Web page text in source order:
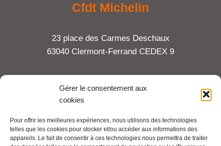
Gérer le consentement aux
cookies
Pour offrir les meilleures expériences, nous utilisons des technologies
telles que les cookies pour stocker et/ou accéder aux informations des
appareils. Le fait de consentir à ces technologies nous permettra de traiter
Cfdt Michelin
23 place des Carmes Deschaux
63040 Clermont-Ferrand CEDEX 9
Tel : 06 65 27 23 81
Mentions légales